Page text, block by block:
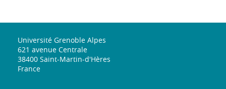
Université Grenoble Alpes
621 avenue Centrale
38400 Saint-Martin-d'Hères
France